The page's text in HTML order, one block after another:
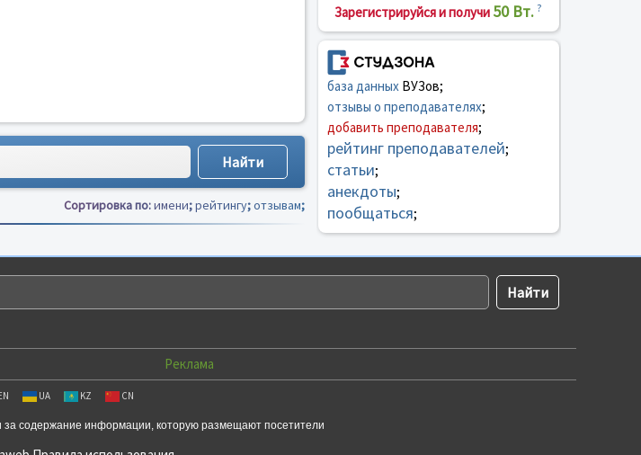
Сортировка по:имени;рейтингу;отзывам;
Зарегистрируйся и получи 50 Вт. ?
база данныхВУЗов;
отзывы о преподавателях;
добавить преподавателя;
рейтинг преподавателей;
статьи;
анекдоты;
пообщаться;
Реклама
UA KZ CN
за содержание информации, которую размещают посетители